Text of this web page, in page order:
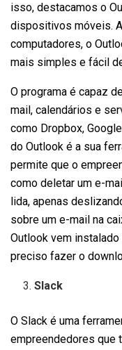
isso, destacamos o
dispositivos móveis.
computadores, o
mais simples e fácil
O programa é capaz
mail, calendários e
como Dropbox,
do Outlook é a sua
permite que o
como deletar um e-
lida, apenas
sobre um e-mail na
Outlook vem
preciso fazer o
Slack
O Slack é uma
empreendedores que